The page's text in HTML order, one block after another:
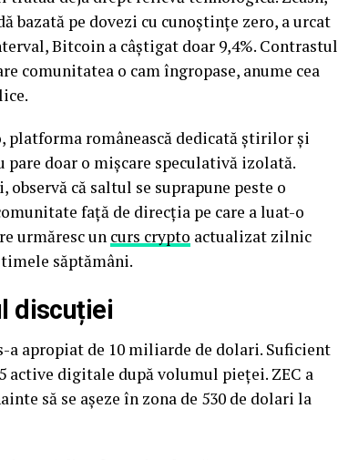
bazată pe dovezi cu cunoștințe zero, a urcat
Bitcoin a câștigat doar 9,4%. Contrastul
comunitatea o cam îngropase, anume cea
platforma românească dedicată știrilor și
doar o mișcare speculativă izolată.
că saltul se suprapune peste o
față de direcția pe care a luat-o
urmăresc un curs crypto actualizat zilnic
săptămâni.
discuției
apropiat de 10 miliarde de dolari. Suficient
active digitale după volumul pieței. ZEC a
să se așeze în zona de 530 de dolari la